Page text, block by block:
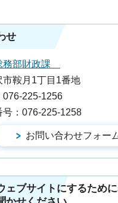
せ
務部財政課
市鞍月1丁目1番地
076-225-1256
号：076-225-1258
ェブサイトにするため